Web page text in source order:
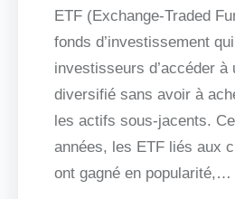
ETF (Exchange-Traded
fonds d’investissement
investisseurs d’accéder à
diversifié sans avoir à
les actifs sous-jacents.
années, les ETF liés aux
ont gagné en popularité,…